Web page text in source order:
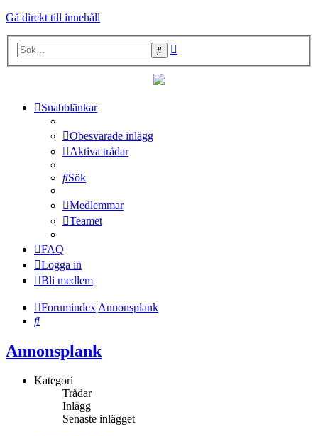
Gå direkt till innehåll
Sök
Snabblänkar
Obesvarade inlägg
Aktiva trådar
Sök
Medlemmar
Teamet
FAQ
Logga in
Bli medlem
Forumindex Annonsplank
Sök
Annonsplank
Kategori
Trådar
Inlägg
Senaste inlägget